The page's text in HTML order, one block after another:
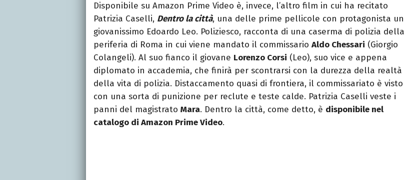
Disponibile su Amazon Prime Video è, invece, l’altro film in cui ha recitato
Patrizia Caselli, Dentro la città, una delle prime pellicole con protagonista un
giovanissimo Edoardo Leo. Poliziesco, racconta di una caserma di polizia della
periferia di Roma in cui viene mandato il commissario Aldo Chessari (Giorgio
Colangeli). Al suo fianco il giovane Lorenzo Corsi (Leo), suo vice e appena
diplomato in accademia, che finirà per scontrarsi con la durezza della realtà
della vita di polizia. Distaccamento quasi di frontiera, il commissariato è visto
con una sorta di punizione per reclute e teste calde. Patrizia Caselli veste i
panni del magistrato Mara. Dentro la città, come detto, è disponibile nel
catalogo di Amazon Prime Video.